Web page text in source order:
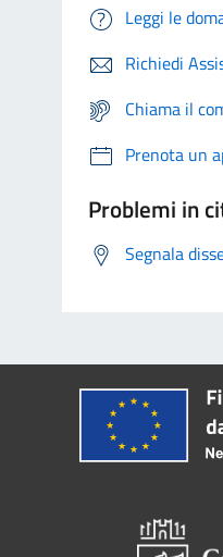
Leggi le
Richiedi
Chiama il
Prenota un
Problemi in
Segnala